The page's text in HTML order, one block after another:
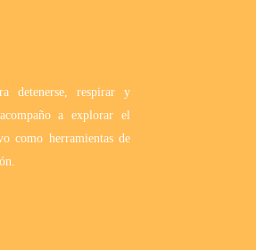
detenerse, respirar y
a explorar el
como herramientas de